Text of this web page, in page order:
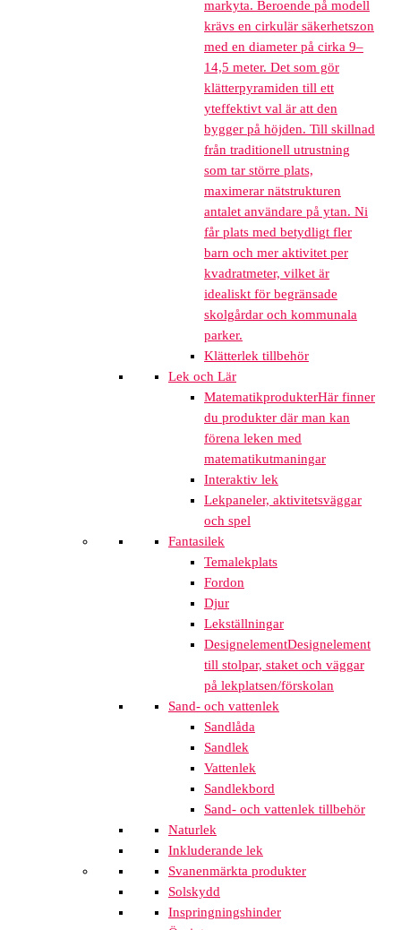
markyta. Beroende på modell
krävs en cirkulär säkerhetszon
med en diameter på cirka 9–
14,5 meter. Det som gör
klätterpyramiden till ett
yteffektivt val är att den
bygger på höjden. Till skillnad
från traditionell utrustning
som tar större plats,
maximerar nätstrukturen
antalet användare på ytan. Ni
får plats med betydligt fler
barn och mer aktivitet per
kvadratmeter, vilket är
idealiskt för begränsade
skolgårdar och kommunala
parker.
Klätterlek tillbehör
Lek och Lär
MatematikprodukterHär finner
du produkter där man kan
förena leken med
matematikutmaningar
Interaktiv lek
Lekpaneler, aktivitetsväggar
och spel
Fantasilek
Temalekplats
Fordon
Djur
Lekställningar
DesignelementDesignelement
till stolpar, staket och väggar
på lekplatsen/förskolan
Sand- och vattenlek
Sandlåda
Sandlek
Vattenlek
Sandlekbord
Sand- och vattenlek tillbehör
Naturlek
Inkluderande lek
Svanenmärkta produkter
Solskydd
Inspringningshinder